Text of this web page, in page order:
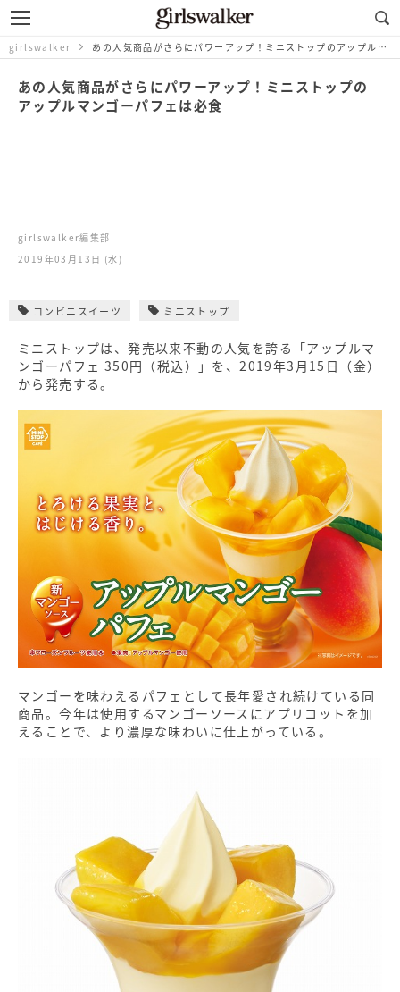
girlswalker あの人気商品がさらにパワーアップ！ミニストップのアップルマンゴーパフェは必食
あの人気商品がさらにパワーアップ！ミニストップの
アップルマンゴーパフェは必食
girlswalker編集部
2019年03月13日 (水)
コンビニスイーツ ミニストップ
ミニストップは、発売以来不動の人気を誇る「アップルマ
ンゴーパフェ 350円（税込）」を、2019年3月15日（金）
から発売する。
マンゴーを味わえるパフェとして長年愛され続けている同
商品。今年は使用するマンゴーソースにアプリコットを加
えることで、より濃厚な味わいに仕上がっている。